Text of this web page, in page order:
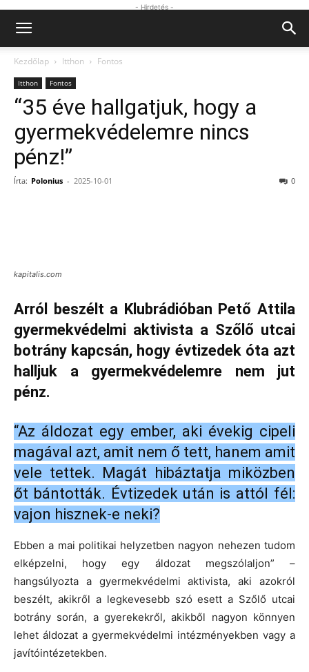
- Hirdetés -
Kezdőlap Itthon Fontos
Itthon Fontos
“35 éve hallgatjuk, hogy a
gyermekvédelemre nincs
pénz!”
Írta: Polonius - 2025-10-01 0
kapitalis.com
Arról beszélt a Klubrádióban Pető Attila
gyermekvédelmi aktivista a Szőlő utcai
botrány kapcsán, hogy évtizedek óta azt
pénz.
“Az áldozat egy ember, aki évekig cipeli
magával azt, amit nem ő tett, hanem amit
vele tettek. Magát hibáztatja miközben
őt bántották. Évtizedek után is attól fél: